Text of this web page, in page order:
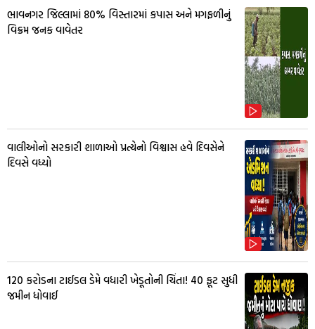
ભાવનગર જિલ્લામાં 80% વિસ્તારમાં કપાસ અને મગફળીનું
વિક્રમ જનક વાવેતર
વાલીઓનો સરકારી શાળાઓ પ્રત્યેનો વિશ્વાસ હવે દિવસેને
દિવસે વધ્યો
₹120 કરોડના ટાઈડલ ડેમે વધારી ખેડૂતોની ચિંતા! 40 ફૂટ સુધી
જમીન ધોવાઈ